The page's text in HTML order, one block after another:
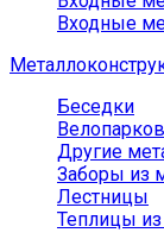
Входные
Беседки
Другие
Заборы из
Лестницы
Теплицы из